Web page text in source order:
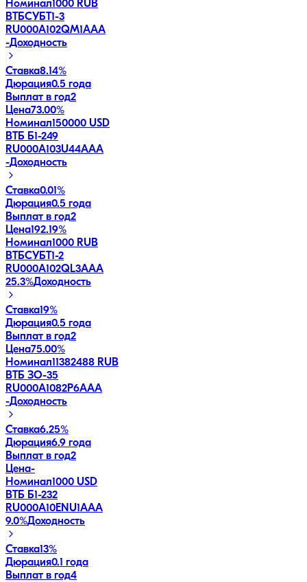
Номинал1000 RUB
ВТБСУБТ1-3
RU000A102QM1AAA
-Доходность
Ставка8.14%
Дюрация0.5 года
Выплат в год2
Цена73.00%
Номинал150000 USD
ВТБ Б1-249
RU000A103U44AAA
-Доходность
Ставка0.01%
Дюрация0.5 года
Выплат в год2
Цена192.19%
Номинал1000 RUB
ВТБСУБТ1-2
RU000A102QL3AAA
25.3%Доходность
Ставка19%
Дюрация0.5 года
Выплат в год2
Цена75.00%
Номинал11382488 RUB
ВТБ ЗО-35
RU000A1082P6AAA
-Доходность
Ставка6.25%
Дюрация6.9 года
Выплат в год2
Цена-
Номинал1000 USD
ВТБ Б1-232
RU000A10ENU1AAA
9.0%Доходность
Ставка13%
Дюрация0.1 года
Выплат в год4